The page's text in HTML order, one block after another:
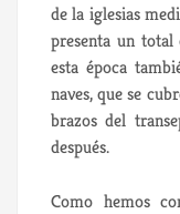
de la iglesias
presenta un
esta época
naves, que se
brazos del
después.
Como hemos